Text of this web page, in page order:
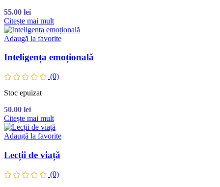
55.00 lei
Citește mai mult
Adaugă la favorite
Inteligența emoțională
(0)
Stoc epuizat
50.00 lei
Citește mai mult
Adaugă la favorite
Lecții de viață
(0)